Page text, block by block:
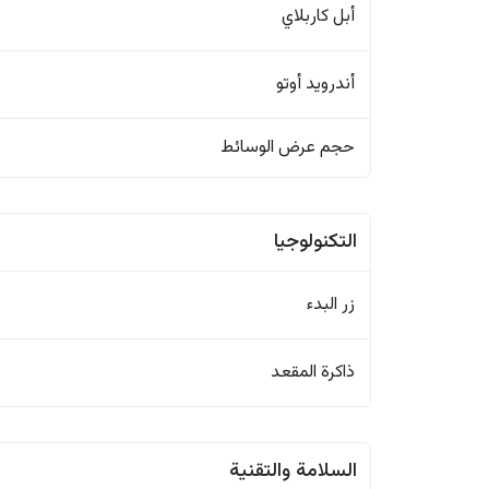
أبل كاربلاي
أندرويد أوتو
حجم عرض الوسائط
التكنولوجيا
زر البدء
ذاكرة المقعد
السلامة والتقنية